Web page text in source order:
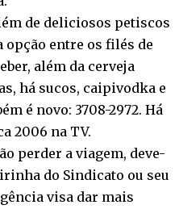
de deliciosos petiscos
opção entre os filés de
além da cerveja
há sucos, caipivodka e
é novo: 3708-2972. Há
2006 na TV.
perder a viagem, deve-
do Sindicato ou seu
visa dar mais